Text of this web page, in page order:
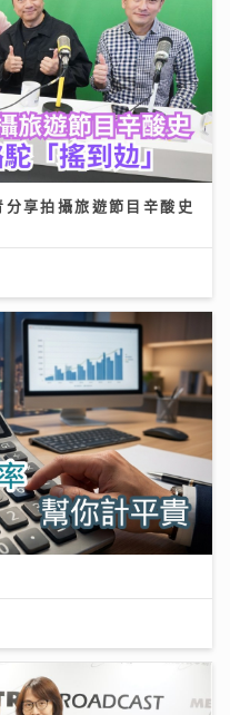
分享拍攝旅遊節目辛酸史